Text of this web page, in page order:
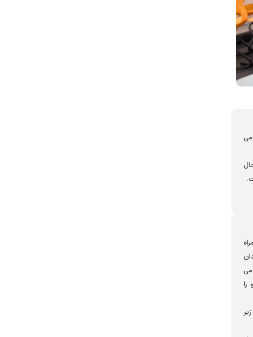
می
را